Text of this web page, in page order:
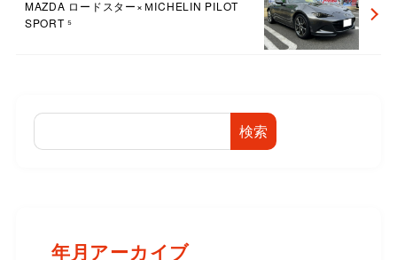
MAZDA ロードスター×ＭICHELIN PILOT
SPORT ⁵
検索
年月アーカイブ